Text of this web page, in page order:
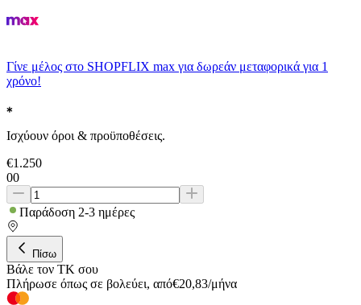
Γίνε μέλος στο SHOPFLIX max για δωρεάν μεταφορικά για 1
χρόνο!
Ισχύουν όροι & προϋποθέσεις.
€1.250
00
Παράδοση 2-3 ημέρες
Πίσω
Βάλε τον ΤΚ σου
Πλήρωσε όπως σε βολεύει, από€20,83/μήνα